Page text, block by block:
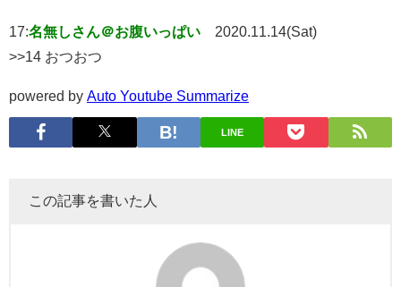
17:名無しさん＠お腹いっぱい
2020.11.14(Sat)
>>14 おつおつ
powered by Auto Youtube Summarize
LINE
この記事を書いた人